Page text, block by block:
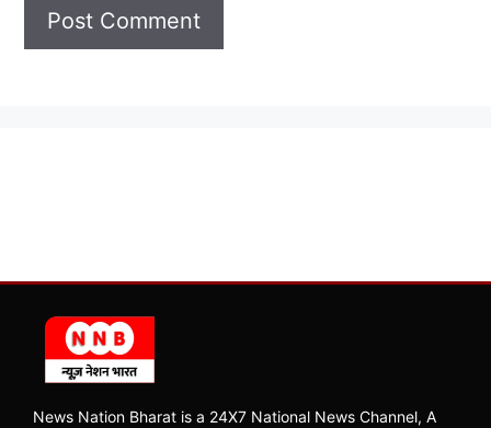
News Nation Bharat is a 24X7 National News Channel, A